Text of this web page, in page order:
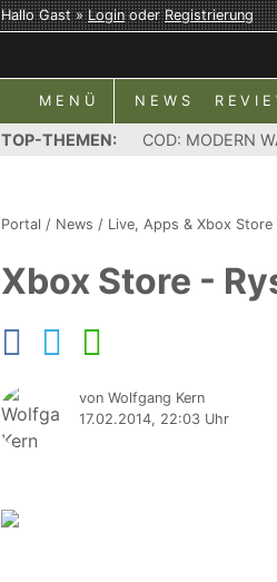
Hallo Gast »LoginoderRegistrierung
MENÜ NEWS
TOP-THEMEN: COD: MODERN
Portal / News / Live, Apps & Xbox Store
Xbox Store -
von Wolfgang Kern
17.02.2014, 22:03 Uhr